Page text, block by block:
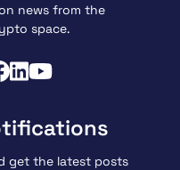
news from the
space.
get the latest posts